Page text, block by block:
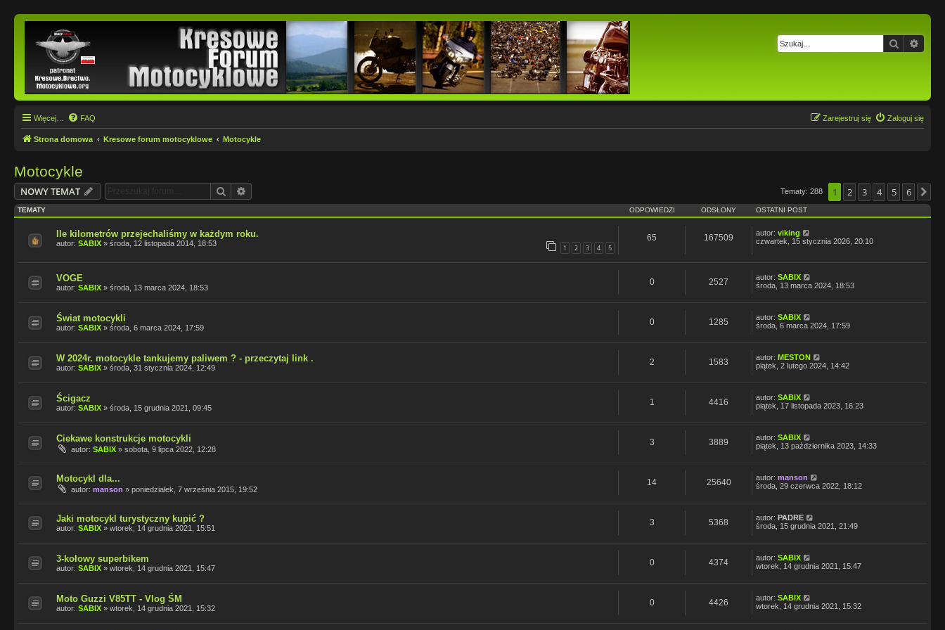
Szukaj
Więcej… FAQ Zaloguj się
Zarejestruj się
Strona domowa Kresowe forum motocyklowe Motocykle
Motocykle
NOWY TEMAT Szukaj Tematy: 288 1 2 3 4 5 6
TEMATY ODPOWIEDZI ODSŁONY OSTATNI POST
Ile kilometrów przejechaliśmy w każdym roku.
autor: SABIX » środa, 12 listopada 2014, 18:53 1 2 3 4 5
65 167509 autor: viking
czwartek, 15 stycznia 2026, 20:10
VOGE
autor: SABIX » środa, 13 marca 2024, 18:53
0 2527 autor: SABIX
środa, 13 marca 2024, 18:53
Świat motocykli
autor: SABIX » środa, 6 marca 2024, 17:59
0 1285 autor: SABIX
środa, 6 marca 2024, 17:59
W 2024r. motocykle tankujemy paliwem ? - przeczytaj link .
autor: SABIX » środa, 31 stycznia 2024, 12:49
2 1583 autor: MESTON
piątek, 2 lutego 2024, 14:42
Ścigacz
autor: SABIX » środa, 15 grudnia 2021, 09:45
1 4416 autor: SABIX
piątek, 17 listopada 2023, 16:23
Ciekawe konstrukcje motocykli
autor: SABIX » sobota, 9 lipca 2022, 12:28
3 3889 autor: SABIX
piątek, 13 października 2023, 14:33
Motocykl dla...
autor: manson » poniedziałek, 7 września 2015, 19:52
14 25640 autor: manson
środa, 29 czerwca 2022, 18:12
Jaki motocykl turystyczny kupić ?
autor: SABIX » wtorek, 14 grudnia 2021, 15:51
3 5368 autor: PADRE
środa, 15 grudnia 2021, 21:49
3-kołowy superbikem
autor: SABIX » wtorek, 14 grudnia 2021, 15:47
0 4374 autor: SABIX
wtorek, 14 grudnia 2021, 15:47
Moto Guzzi V85TT - Vlog ŚM
autor: SABIX » wtorek, 14 grudnia 2021, 15:32
0 4426 autor: SABIX
wtorek, 14 grudnia 2021, 15:32